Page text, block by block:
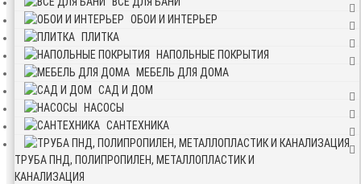
ОБОИ И ИНТЕРЬЕР
ПЛИТКА
НАПОЛЬНЫЕ ПОКРЫТИЯ
МЕБЕЛЬ ДЛЯ ДОМА
САД И ДОМ
НАСОСЫ
САНТЕХНИКА
ТРУБА ПНД, ПОЛИПРОПИЛЕН, МЕТАЛЛОПЛАСТИК И
КАНАЛИЗАЦИЯ